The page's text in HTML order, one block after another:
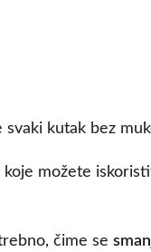
svaki kutak bez
možete
čime se